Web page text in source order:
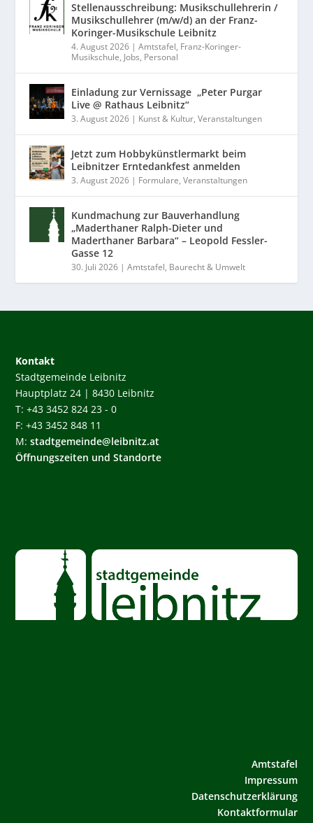
Stellenausschreibung: Musikschullehrerin /
Musikschullehrer (m/w/d) an der Franz-
Koringer-Musikschule Leibnitz
4. August 2026 |Amtstafel, Franz-Koringer-
Musikschule, Jobs, Personal
Einladung zur Vernissage „Peter Purgar
Live @ Rathaus Leibnitz“
3. August 2026 | Kunst & Kultur,Veranstaltungen
Jetzt zum Hobbykünstlermarkt beim
Leibnitzer Erntedankfest anmelden
3. August 2026 | Formulare,Veranstaltungen
Kundmachung zur Bauverhandlung
„Maderthaner Ralph-Dieter und
Maderthaner Barbara“ – Leopold Fessler-
Gasse 12
30. Juli 2026 |Amtstafel, Baurecht & Umwelt
Kontakt
Stadtgemeinde Leibnitz
Hauptplatz 24 | 8430 Leibnitz
T: +43 3452 824 23 - 0
F: +43 3452 848 11
M:stadtgemeinde@leibnitz.at
Öffnungszeiten und Standorte
Amtstafel
Impressum
Datenschutzerklärung
Kontaktformular